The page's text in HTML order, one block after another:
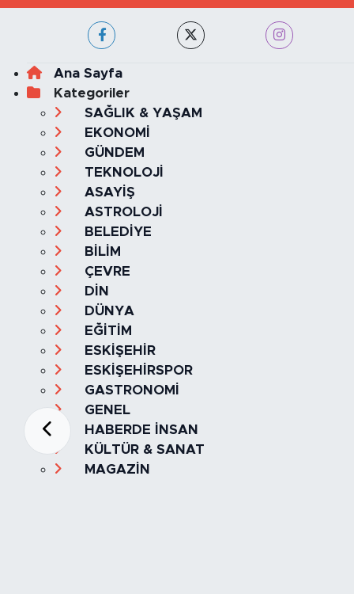
Ana Sayfa
Kategoriler
SAĞLIK & YAŞAM
EKONOMİ
GÜNDEM
TEKNOLOJİ
ASAYİŞ
ASTROLOJİ
BELEDİYE
BİLİM
ÇEVRE
DİN
DÜNYA
EĞİTİM
ESKİŞEHİR
ESKİŞEHİRSPOR
GASTRONOMİ
GENEL
HABERDE İNSAN
KÜLTÜR & SANAT
MAGAZİN